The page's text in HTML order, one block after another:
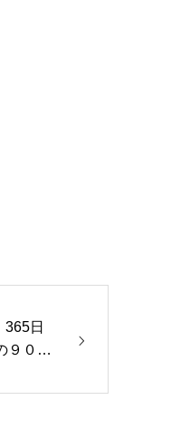
日
０日